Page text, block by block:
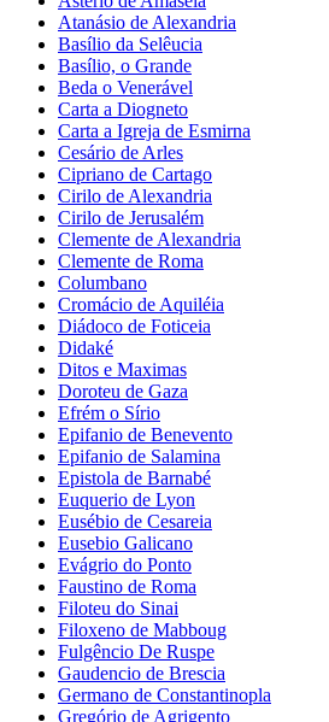
Atanásio de Alexandria
Basílio da Selêucia
Basílio, o Grande
Beda o Venerável
Carta a Diogneto
Carta a Igreja de Esmirna
Cesário de Arles
Cipriano de Cartago
Cirilo de Alexandria
Cirilo de Jerusalém
Clemente de Alexandria
Clemente de Roma
Columbano
Cromácio de Aquiléia
Diádoco de Foticeia
Didaké
Ditos e Maximas
Doroteu de Gaza
Efrém o Sírio
Epifanio de Benevento
Epifanio de Salamina
Epistola de Barnabé
Euquerio de Lyon
Eusébio de Cesareia
Eusebio Galicano
Evágrio do Ponto
Faustino de Roma
Filoteu do Sinai
Filoxeno de Mabboug
Fulgêncio De Ruspe
Gaudencio de Brescia
Germano de Constantinopla
Gregório de Agrigento